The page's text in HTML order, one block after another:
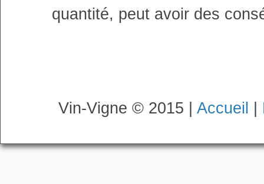
quantité, peut avoir des
Vin-Vigne © 2015 | Accueil